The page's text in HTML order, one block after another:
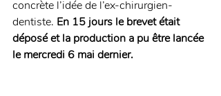
concrète l’idée de l’ex-chirurgien-
dentiste. En 15 jours le brevet était
déposé et la production a pu être lancée
le mercredi 6 mai dernier.